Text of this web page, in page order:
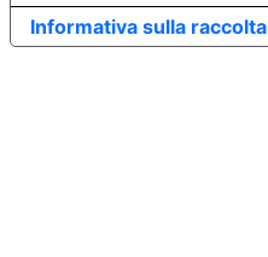
Informativa sulla raccolta